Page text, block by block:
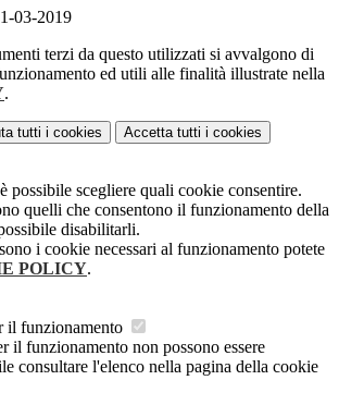
03-2019
terzi da questo utilizzati si avvalgono di
ed utili alle finalità illustrate nella
.
tutti i cookies Accetta tutti i cookies
possibile scegliere quali cookie consentire.
quelli che consentono il funzionamento della
disabilitarli.
i cookie necessari al funzionamento potete
POLICY.
il funzionamento
il funzionamento non possono essere
consultare l'elenco nella pagina della cookie